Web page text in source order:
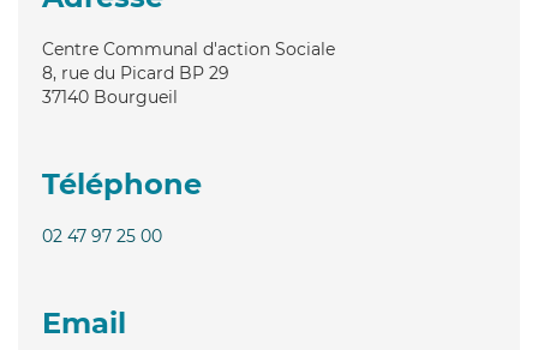
Centre Communal d'action Sociale
8, rue du Picard BP 29
37140 Bourgueil
Téléphone
02 47 97 25 00
Email